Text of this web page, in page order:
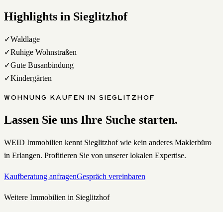
Highlights in Sieglitzhof
✓Waldlage
✓Ruhige Wohnstraßen
✓Gute Busanbindung
✓Kindergärten
WOHNUNG KAUFEN INSIEGLITZHOF
Lassen Sie uns Ihre Suche starten.
WEID Immobilien kennt Sieglitzhofwie kein anderes Maklerbüro
in Erlangen. Profitieren Sie von unserer lokalen Expertise.
Kaufberatung anfragenGespräch vereinbaren
Weitere Immobilien in Sieglitzhof